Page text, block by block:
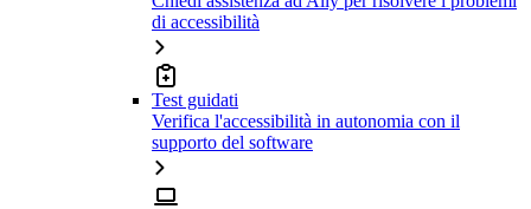
di accessibilità
Test guidati
Verifica l'accessibilità in autonomia con il
supporto del software